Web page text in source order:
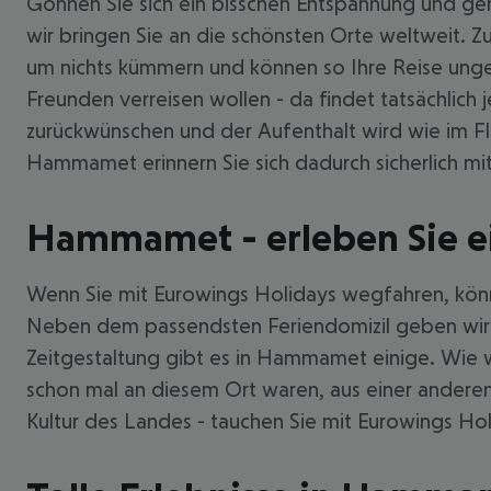
wir bringen Sie an die schönsten Orte weltweit.
um nichts kümmern und können so Ihre Reise
Freunden verreisen wollen - da findet
zurückwünschen und der Aufenthalt wird wie im
Hammamet erinnern Sie sich dadurch sicherlich
Hammamet - erleben Sie
Wenn Sie mit Eurowings Holidays wegfahren,
Neben dem passendsten Feriendomizil geben
Zeitgestaltung gibt es in Hammamet einige. Wie
schon mal an diesem Ort waren, aus einer
Kultur des Landes - tauchen Sie mit Eurowings